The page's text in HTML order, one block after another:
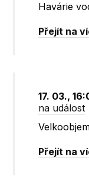
Havárie
Přejít na
17. 03.,
na událost
Přejít na